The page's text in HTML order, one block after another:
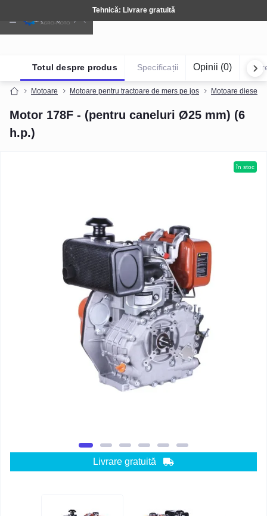
Tehnică: Livrare gratuită
Motoare Motoare pentru tractoare de mers pe jos Motoare diesel
Motor 178F - (pentru caneluri Ø25 mm) (6
h.p.)
Totul despre produs Specificații Opinii (0)
în stoc
Livrare gratuită